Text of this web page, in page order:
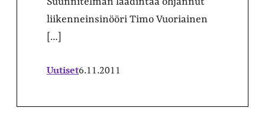
liikenneinsinööri Timo Vuoriainen
[…]
Uutiset6.11.2011